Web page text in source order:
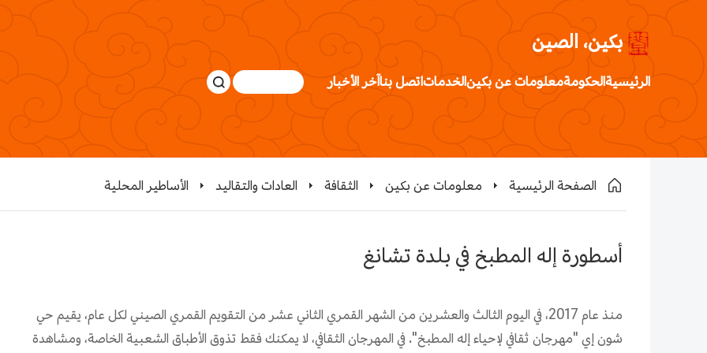
بكين، الصين
الرئيسيةالحكومةمعلومات عن بكينالخدماتاتصل بناآخر الأخبار
الصفحة الرئيسية معلومات عن بكين الثقافة العادات والتقاليد الأساطير المحلية
أسطورة إله المطبخ في بلدة تشانغ
منذ عام 2017، في اليوم الثالث والعشرين من الشهر القمري الثاني عشر من التقويم القمري الصيني لكل عام، يقيم حي
شون إي "مهرجان ثقافي لإحياء إله المطبخ". في المهرجان الثقافي، لا يمكنك فقط تذوق الأطباق الشعبية الخاصة، ومشاهدة